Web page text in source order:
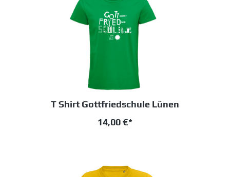
T Shirt Gottfriedschule Lünen
14,00 €*